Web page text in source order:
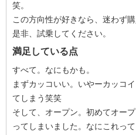
笑。
この方向性が好きなら、迷わず
是非、試乗してください。
満足している点
すべて。なにもかも。
まずカッコいい。いやーカッコ
てしまう笑笑
そして、オープン。初めてオー
ってしまいました。なにこれっ